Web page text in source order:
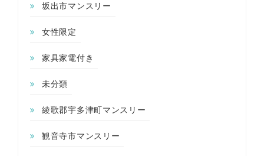
坂出市マンスリー
女性限定
家具家電付き
未分類
綾歌郡宇多津町マンスリー
観音寺市マンスリー